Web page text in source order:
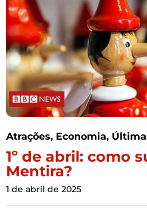
Atrações, Economia,
1º de abril: como
Mentira?
1 de abril de 2025